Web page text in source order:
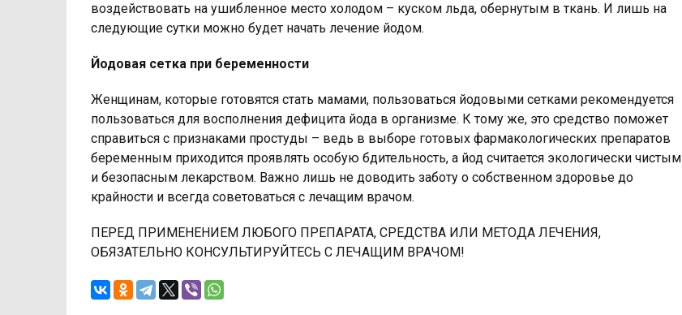
воздействовать на ушибленное место холодом – куском льда, обернутым в ткань. И лишь на
следующие сутки можно будет начать лечение йодом.
Йодовая сетка при беременности
Женщинам, которые готовятся стать мамами, пользоваться йодовыми сетками рекомендуется
пользоваться для восполнения дефицита йода в организме. К тому же, это средство поможет
справиться с признаками простуды – ведь в выборе готовых фармакологических препаратов
беременным приходится проявлять особую бдительность, а йод считается экологически чистым
и безопасным лекарством. Важно лишь не доводить заботу о собственном здоровье до
крайности и всегда советоваться с лечащим врачом.
ПЕРЕД ПРИМЕНЕНИЕМ ЛЮБОГО ПРЕПАРАТА, СРЕДСТВА ИЛИ МЕТОДА ЛЕЧЕНИЯ,
ОБЯЗАТЕЛЬНО КОНСУЛЬТИРУЙТЕСЬ С ЛЕЧАЩИМ ВРАЧОМ!